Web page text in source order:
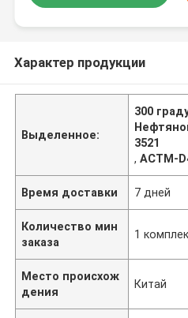
Характер продукции
Выделенное:
300
3521
,АСТМ-
Время доставки 7 дней
Количество мин
заказа
1
Место происхож
дения
Китай